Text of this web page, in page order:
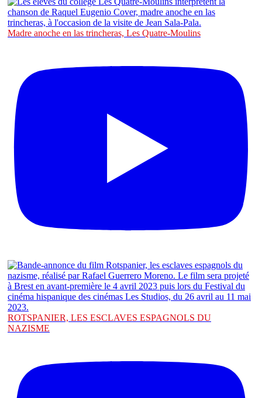
Madre anoche en las trincheras, Les Quatre-Moulins
ROTSPANIER, LES ESCLAVES ESPAGNOLS DU
NAZISME